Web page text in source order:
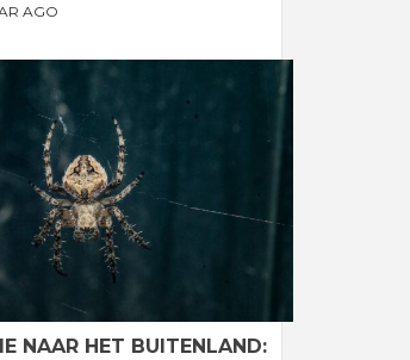
AGO
NAAR HET BUITENLAND: